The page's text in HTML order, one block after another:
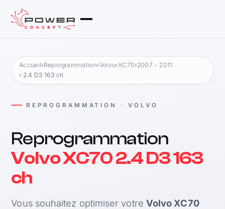
Accueil›Reprogrammation›Volvo›XC70›2007 - 2011
› 2.4 D3 163 ch
REPROGRAMMATION · VOLVO
Reprogrammation
Volvo XC70 2.4 D3 163
ch
Vous souhaitez optimiser votre Volvo XC70